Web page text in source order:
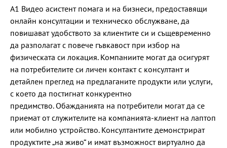
А1 Видео асистент помага и на бизнеси, предоставящи
онлайн консултации и техническо обслужване, да
повишават удобството за клиентите си и същевременно
да разполагат с повече гъвкавост при избор на
физическата си локация. Компаниите могат да осигурят
на потребителите си личен контакт с консултант и
детайлен преглед на предлаганите продукти или услуги,
с което да постигнат конкурентно
предимство. Обажданията на потребители могат да се
приемат от служителите на компанията-клиент на лаптоп
или мобилно устройство. Консултантите демонстрират
продуктите „на живо“ и имат възможност виртуално да